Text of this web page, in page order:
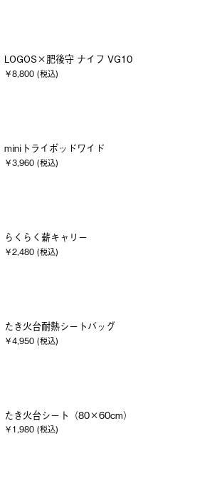
LOGOS×肥後守 ナイフ VG10
￥8,800 (税込)
miniトライポッドワイド
￥3,960 (税込)
らくらく薪キャリー
￥2,480 (税込)
たき火台耐熱シートバッグ
￥4,950 (税込)
たき火台シート（80×60cm）
￥1,980 (税込)